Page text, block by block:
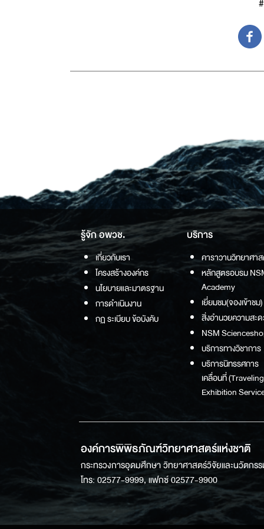
รู้จัก อพวช.
เกี่ยวกับเรา
โครงสร้างองค์กร
นโยบายและมาตรฐาน
การดำเนินงาน
กฏ ระเบียบ ข้อบังคับ
บริการ
คาราวานวิทยาศา
หลักสูตรอบรม
Academy
เยี่ยมชม(จองเข้าชม)
สิ่งอำนวยความสะ
NSM
บริการทางวิชาการ
บริการนิทรรศการ
เคลื่อนที่ (Traveling
Exhibition
องค์การพิพิธภัณฑ์วิทยาศาสตร์แห่งชาติ
กระทรวงการอุดมศึกษา วิทยาศาสตร์วิจัยและนวัตก
โทร: 02577-9999, แฟกซ์ 02577-9900